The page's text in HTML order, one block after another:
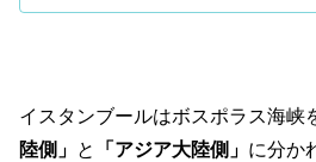
イスタンブールはボスポラス海峡
陸側」 と 「アジア大陸側」 に分か